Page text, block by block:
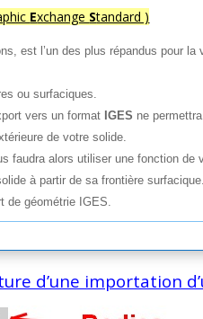
Exchange Standard )
est l’un des plus répandus pour la
ou surfaciques.
vers un format IGES ne
de votre solide.
faudra alors utiliser une fonction de
à partir desa frontière
de géométrie IGES.
d’une importation